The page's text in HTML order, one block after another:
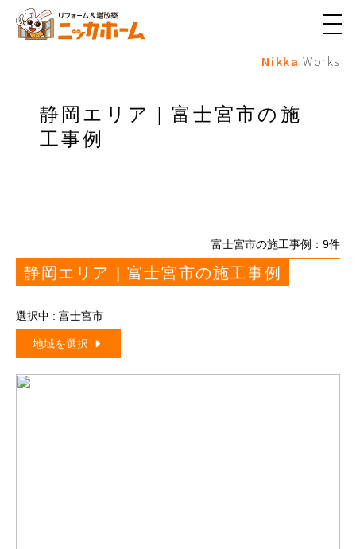
メ
ュ
Nikka Works
静岡エリア | 富士宮市の施
工事例
富士宮市の施工事例： 9件
静岡エリア | 富士宮市の施工事例
選択中 : 富士宮市
地域を選択